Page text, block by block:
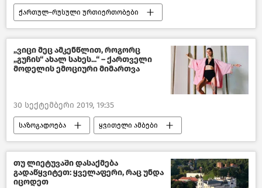
ქართულ–რუსული ურთიერთობები
ახალი ამბები პოლიტიკა
საქართველო
„ვიცი მეც ამკენწლით, როგორც
„გუჩის“ ახალ სახეს...“ – ქართველი
მოდელის ემოციური მიმართვა
30 სექტემბერი 2019, 19:35
საზოგადოება ყვითელი ამბები
საქართველო
კულტურა საქართველოში
თუ ლიეტუვაში დასაქმება
გადაწყვიტეთ: ყველაფერი, რაც უნდა
იცოდეთ